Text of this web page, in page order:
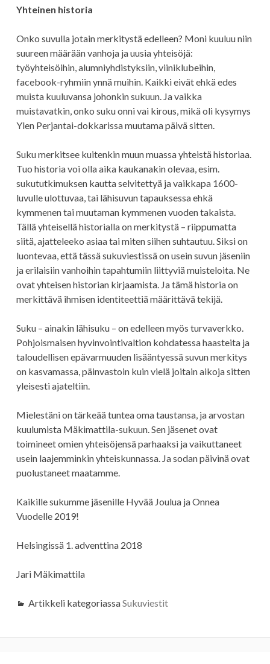
Yhteinen historia
Onko suvulla jotain merkitystä edelleen? Moni kuuluu niin
suureen määrään vanhoja ja uusia yhteisöjä:
työyhteisöihin, alumniyhdistyksiin, viiniklubeihin,
facebook-ryhmiin ynnä muihin. Kaikki eivät ehkä edes
muista kuuluvansa johonkin sukuun. Ja vaikka
muistavatkin, onko suku onni vai kirous, mikä oli kysymys
Ylen Perjantai-dokkarissa muutama päivä sitten.
Suku merkitsee kuitenkin muun muassa yhteistä historiaa.
Tuo historia voi olla aika kaukanakin olevaa, esim.
sukututkimuksen kautta selvitettyä ja vaikkapa 1600-
luvulle ulottuvaa, tai lähisuvun tapauksessa ehkä
kymmenen tai muutaman kymmenen vuoden takaista.
Tällä yhteisellä historialla on merkitystä – riippumatta
siitä, ajatteleeko asiaa tai miten siihen suhtautuu. Siksi on
luontevaa, että tässä sukuviestissä on usein suvun jäseniin
ja erilaisiin vanhoihin tapahtumiin liittyviä muisteloita. Ne
ovat yhteisen historian kirjaamista. Ja tämä historia on
merkittävä ihmisen identiteettiä määrittävä tekijä.
Suku – ainakin lähisuku – on edelleen myös turvaverkko.
Pohjoismaisen hyvinvointivaltion kohdatessa haasteita ja
taloudellisen epävarmuuden lisääntyessä suvun merkitys
on kasvamassa, päinvastoin kuin vielä joitain aikoja sitten
yleisesti ajateltiin.
Mielestäni on tärkeää tuntea oma taustansa, ja arvostan
kuulumista Mäkimattila-sukuun. Sen jäsenet ovat
toimineet omien yhteisöjensä parhaaksi ja vaikuttaneet
usein laajemminkin yhteiskunnassa. Ja sodan päivinä ovat
puolustaneet maatamme.
Kaikille sukumme jäsenille Hyvää Joulua ja Onnea
Vuodelle 2019!
Helsingissä 1. adventtina 2018
Jari Mäkimattila
Artikkeli kategoriassaSukuviestit